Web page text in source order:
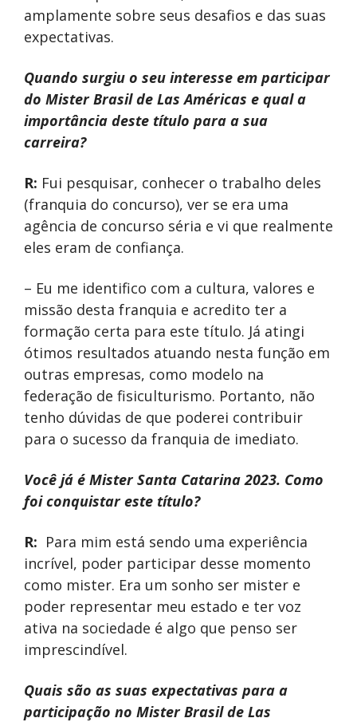
amplamente sobre seus desafios e das suas
expectativas.
Quando surgiu o seu interesse em participar
do Mister Brasil de Las Américas e qual a
importância deste título para a sua
carreira?
R: Fui pesquisar, conhecer o trabalho deles
(franquia do concurso), ver se era uma
agência de concurso séria e vi que realmente
eles eram de confiança.
– Eu me identifico com a cultura, valores e
missão desta franquia e acredito ter a
formação certa para este título. Já atingi
ótimos resultados atuando nesta função em
outras empresas, como modelo na
federação de fisiculturismo. Portanto, não
tenho dúvidas de que poderei contribuir
para o sucesso da franquia de imediato.
Você já é Mister Santa Catarina 2023. Como
foi conquistar este título?
R: Para mim está sendo uma experiência
incrível, poder participar desse momento
como mister. Era um sonho ser mister e
poder representar meu estado e ter voz
ativa na sociedade é algo que penso ser
imprescindível.
Quais são as suas expectativas para a
participação no Mister Brasil de Las